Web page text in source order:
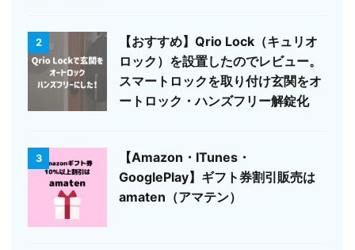
2
【おすすめ】Qrio Lock（キュリオ
ロック）を設置したのでレビュー。
スマートロックを取り付け玄関をオ
ートロック・ハンズフリー解錠化
3
【Amazon・ITunes・
GooglePlay】ギフト券割引販売は
amaten（アマテン）